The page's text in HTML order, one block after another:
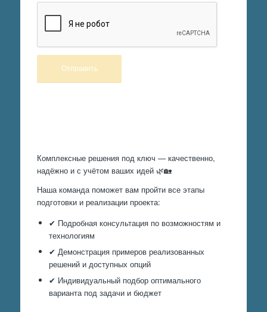
Комплексные решения под ключ — качественно,
надёжно и с учётом ваших идей 🌿🏡
Наша команда поможет вам пройти все этапы
подготовки и реализации проекта:
✔ Подробная консультация по возможностям и
технологиям
✔ Демонстрация примеров реализованных
решений и доступных опций
✔ Индивидуальный подбор оптимального
варианта под задачи и бюджет